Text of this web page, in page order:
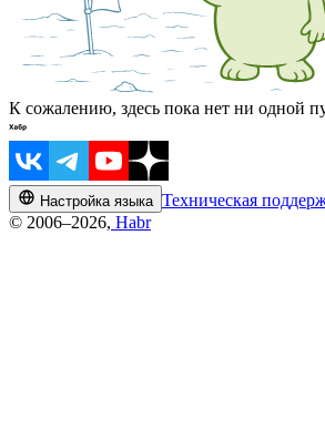
К сожалению, здесь пока нет ни одной
Настройка языка Техническая
© 2006–2026, Habr